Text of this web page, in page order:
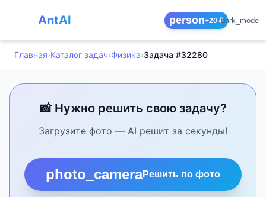
AntAI person+20 ₽dark_mode
Главная›Каталог задач›Физика›Задача #32280
📸 Нужно решить свою задачу?
Загрузите фото — AI решит за секунды!
photo_cameraРешить по фото